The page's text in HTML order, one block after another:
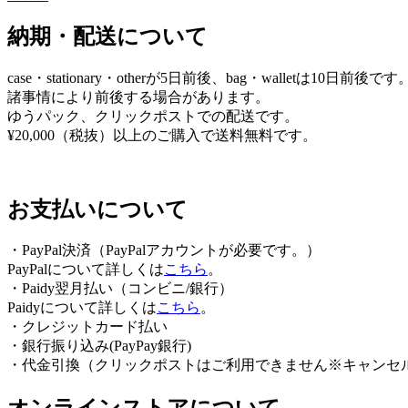
ー
シ
ョ
ン
納期・配送について
case・stationary・otherが5日前後、bag・walletは10日前後です。
諸事情により前後する場合があります。
ゆうパック、クリックポストでの配送です。
¥20,000（税抜）以上のご購入で送料無料です。
お支払いについて
・PayPal決済（PayPalアカウントが必要です。）
PayPalについて詳しくはこちら。
・Paidy翌⽉払い（コンビニ/銀⾏）
Paidyについて詳しくはこちら。
・クレジットカード払い
・銀行振り込み(PayPay銀行)
・代金引換（クリックポストはご利用できません※キャンセ